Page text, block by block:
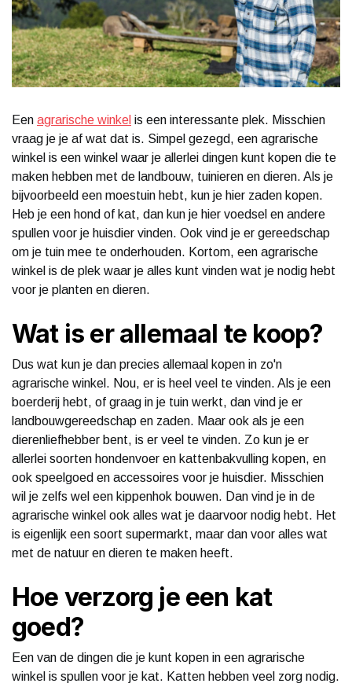
Een agrarische winkel is een interessante plek. Misschien
vraag je je af wat dat is. Simpel gezegd, een agrarische
winkel is een winkel waar je allerlei dingen kunt kopen die te
maken hebben met de landbouw, tuinieren en dieren. Als je
bijvoorbeeld een moestuin hebt, kun je hier zaden kopen.
Heb je een hond of kat, dan kun je hier voedsel en andere
spullen voor je huisdier vinden. Ook vind je er gereedschap
om je tuin mee te onderhouden. Kortom, een agrarische
winkel is de plek waar je alles kunt vinden wat je nodig hebt
voor je planten en dieren.
Wat is er allemaal te koop?
Dus wat kun je dan precies allemaal kopen in zo'n
agrarische winkel. Nou, er is heel veel te vinden. Als je een
boerderij hebt, of graag in je tuin werkt, dan vind je er
landbouwgereedschap en zaden. Maar ook als je een
dierenliefhebber bent, is er veel te vinden. Zo kun je er
allerlei soorten hondenvoer en kattenbakvulling kopen, en
ook speelgoed en accessoires voor je huisdier. Misschien
wil je zelfs wel een kippenhok bouwen. Dan vind je in de
agrarische winkel ook alles wat je daarvoor nodig hebt. Het
is eigenlijk een soort supermarkt, maar dan voor alles wat
met de natuur en dieren te maken heeft.
Hoe verzorg je een kat
goed?
Een van de dingen die je kunt kopen in een agrarische
winkel is spullen voor je kat. Katten hebben veel zorg nodig.